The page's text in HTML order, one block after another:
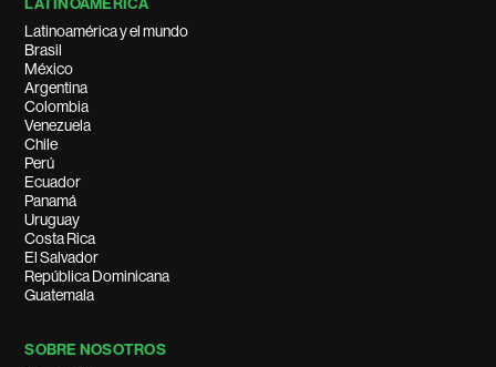
LATINOAMÉRICA
Latinoamérica y el mundo
Brasil
México
Argentina
Colombia
Venezuela
Chile
Perú
Ecuador
Panamá
Uruguay
Costa Rica
El Salvador
República Dominicana
Guatemala
SOBRE NOSOTROS